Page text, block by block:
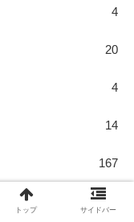
4
20
4
14
167
12
トップ サイドバー